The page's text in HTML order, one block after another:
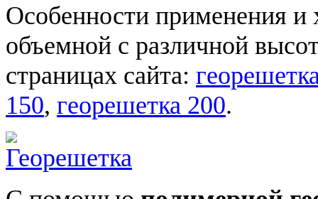
Особенности применения и
объемной с различной
страницах сайта:
150, георешетка 200.